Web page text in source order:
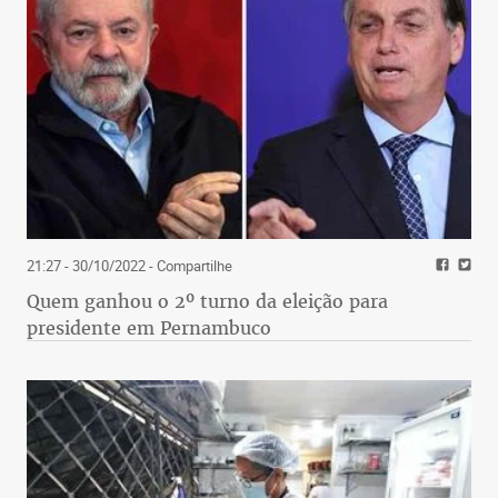
TROPEIRÃO DO MINEIRÃO
Tropeiro do 13. Av. Olímpio
Mourão Filho, 190, Planalto.
(31) 3495-4549. De segunda a sexta, das 11h às
14h30; sábado
e feriado, das 11h às 15h.
BOLINHO DE FEIJÃO
À venda nos arredores do
se encomendas. Informações: Marcos,
(31) 3455-0738 e 98819-5991;
e Márcio, (31) 3452-5008.
21:27 - 30/10/2022- Compartilhe
Quem ganhou o 2º turno da eleição para
presidente em Pernambuco